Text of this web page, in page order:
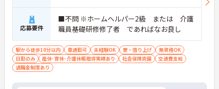
応募要件
■不問 ※ホームヘルパー2級 または 介護
職員基礎研修修了者 であればなお良し
駅から徒歩10分以内 車通勤可 未経験OK 寮・借り上げ
無資格OK
日勤のみ
産休･育休･介護休暇取得実績あり 社会保険完備
交通費支給
退職金制度あり